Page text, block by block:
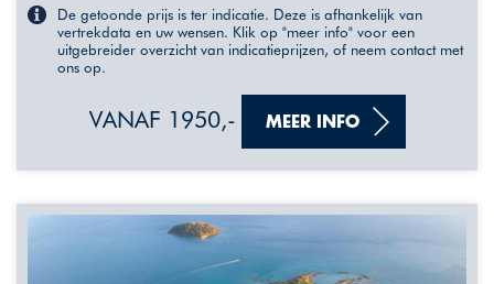
De getoonde prijs is ter indicatie. Deze is afhankelijk van
vertrekdata en uw wensen. Klik op "meer info" voor een
uitgebreider overzicht van indicatieprijzen, of neem contact met
ons op.
VANAF 1950,- MEER INFO